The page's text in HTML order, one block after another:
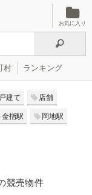
お気に入り
村 ランキング
戸建て 店舗
金指駅 岡地駅
競売物件